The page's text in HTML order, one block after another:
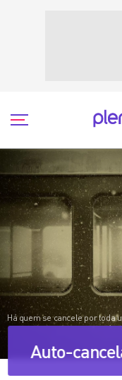
Há quem se cancele por toda
Auto-